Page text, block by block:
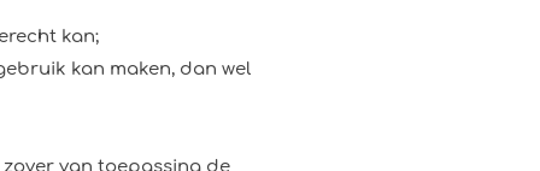
kan;
kan maken, dan wel
van toepassing de